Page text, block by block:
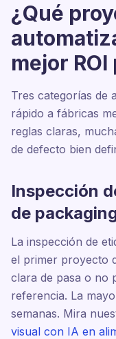
¿Qué
mejor
Tres categorías de
rápido a fábricas
reglas claras,
de defecto bien
Inspección
de
La inspección de
el primer proyecto
clara de pasa o no
referencia. La
semanas. Mira
visual con IA en